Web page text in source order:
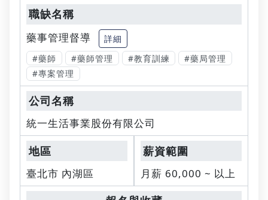
藥事管理督導
詳細
#藥師
#藥師管理 #教育訓練
#藥局管理
#專案管理
統一生活事業股份有限公司
臺北市 內湖區 月薪 60,000 ~ 以上